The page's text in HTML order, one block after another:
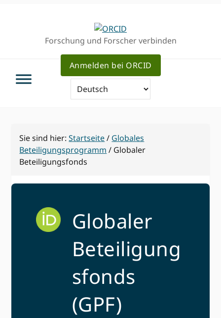
Forschung und Forscher verbinden
Anmelden bei ORCID
Sie sind hier:Startseite/ Globales
Beteiligungsprogramm / Globaler
Beteiligungsfonds
Globaler
Beteiligung
sfonds
(GPF)